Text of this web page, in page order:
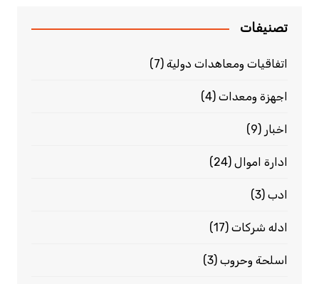
تصنيفات
اتفاقيات ومعاهدات دولية(7)
اجهزة ومعدات(4)
اخبار (9)
ادارة اموال(24)
ادب(3)
ادله شركات(17)
اسلحة وحروب(3)